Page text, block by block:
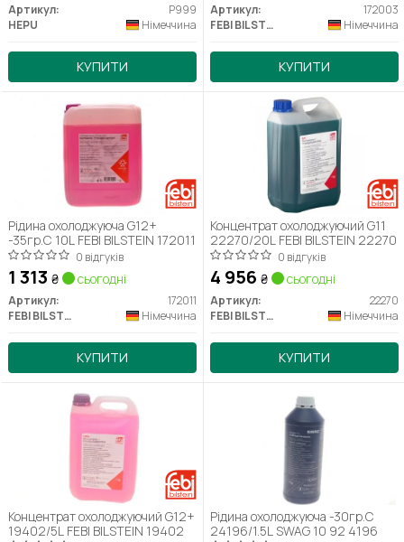
Артикул:
P999
HEPU
Німеччина
КУПИТИ
Артикул:
172003
FEBI BILSTEIN
Німеччина
КУПИТИ
Рідина охолоджуюча G12+
-35гр.С 10L FEBI BILSTEIN 172011
0 відгуків
1 313 ₴ сьогодні
Артикул:
172011
FEBI BILSTEIN
Німеччина
КУПИТИ
Концентрат охолоджуючий G11
22270/20L FEBI BILSTEIN 22270
0 відгуків
4 956 ₴ сьогодні
Артикул:
22270
FEBI BILSTEIN
Німеччина
КУПИТИ
Концентрат охолоджуючий G12+
19402/5L FEBI BILSTEIN 19402
Рідина охолоджуюча -30гр.С
24196/1.5L SWAG 10 92 4196